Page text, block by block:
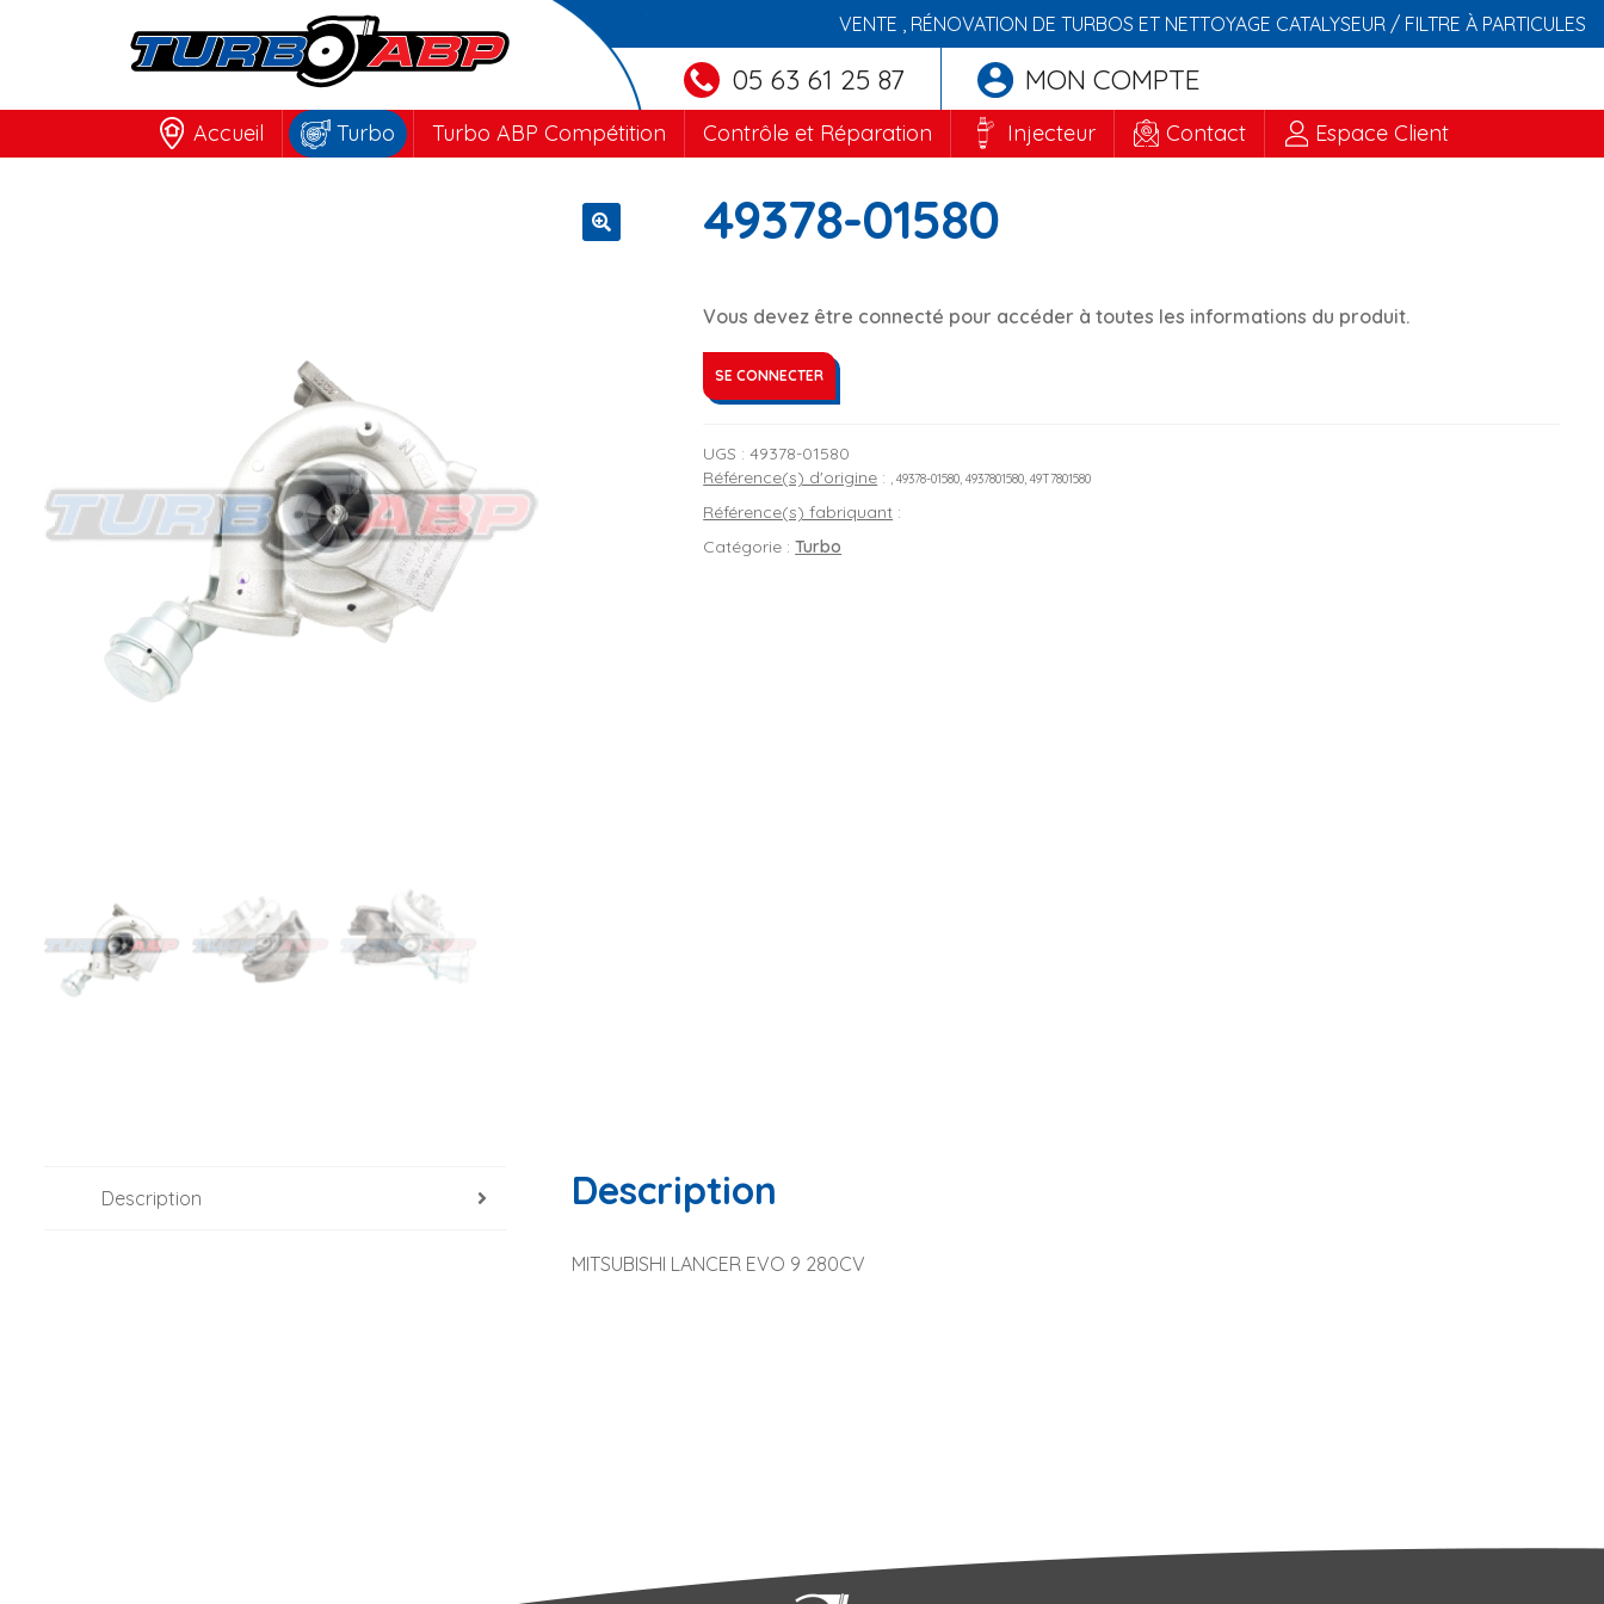
VENTE , RÉNOVATION DE TURBOS ET NETTOYAGE CATALYSEUR / FILTRE À PARTICULES
05 63 61 25 87 MON COMPTE
Accueil Turbo Turbo ABP Compétition Contrôle et Réparation Injecteur Contact Espace Client
49378-01580
Vous devez être connecté pour accéder à toutes les informations du produit.
SE CONNECTER
UGS :49378-01580
Référence(s) d'origine : , 49378-01580, 4937801580, 49T7801580
Référence(s) fabriquant :
Catégorie :Turbo
Description Description
MITSUBISHI LANCER EVO 9 280CV